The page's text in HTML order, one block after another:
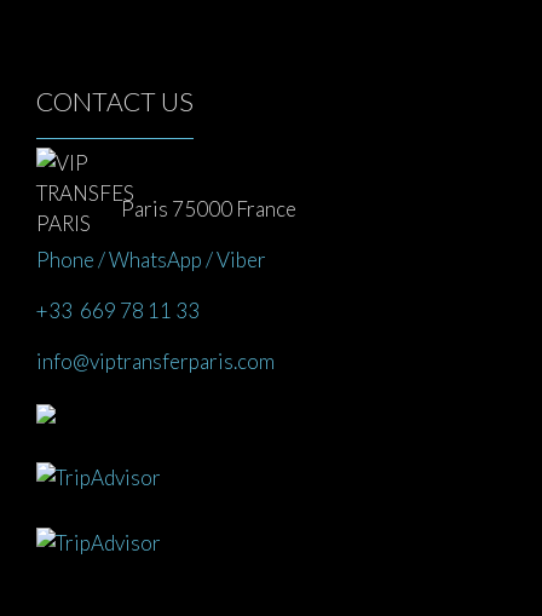
CONTACT US
Paris 75000 France
Phone / WhatsApp / Viber
+33 669 78 11 33
info@viptransferparis.com